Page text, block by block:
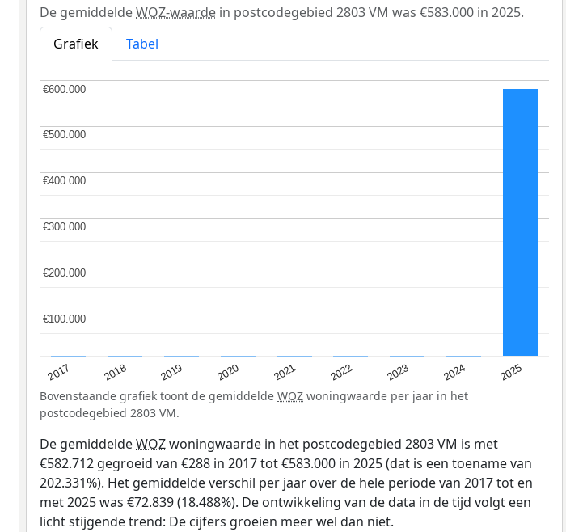
De gemiddeldeWOZ-waarde in postcodegebied 2803 VM was €583.000 in 2025.
Grafiek
Tabel
2017 2018 2019 2020 2021 2022 2023 2024 2025
€100.000
€100.000
€200.000
€200.000
€300.000
€300.000
€400.000
€400.000
€500.000
€500.000
€600.000
€600.000
Bovenstaande grafiek toont de gemiddelde WOZ woningwaarde per jaar in het
postcodegebied 2803 VM.
De gemiddeldeWOZwoningwaarde in het postcodegebied 2803 VM is met
€582.712 gegroeid van €288 in 2017 tot €583.000 in 2025 (dat is een toename van
202.331%). Het gemiddelde verschil per jaar over de hele periode van 2017 tot en
met 2025 was €72.839 (18.488%). De ontwikkeling van de data in de tijd volgt een
licht stijgende trend: De cijfers groeien meer wel dan niet.